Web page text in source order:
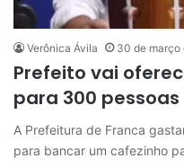
Verônica Ávila 30 de março
Prefeito vai
para 300 pessoas
A Prefeitura de Franca
para bancar um cafezinho